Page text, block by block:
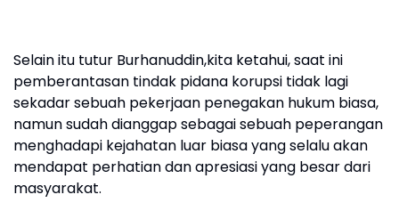
Selain itu tutur Burhanuddin,kita ketahui, saat ini
pemberantasan tindak pidana korupsi tidak lagi
sekadar sebuah pekerjaan penegakan hukum biasa,
namun sudah dianggap sebagai sebuah peperangan
menghadapi kejahatan luar biasa yang selalu akan
mendapat perhatian dan apresiasi yang besar dari
masyarakat.